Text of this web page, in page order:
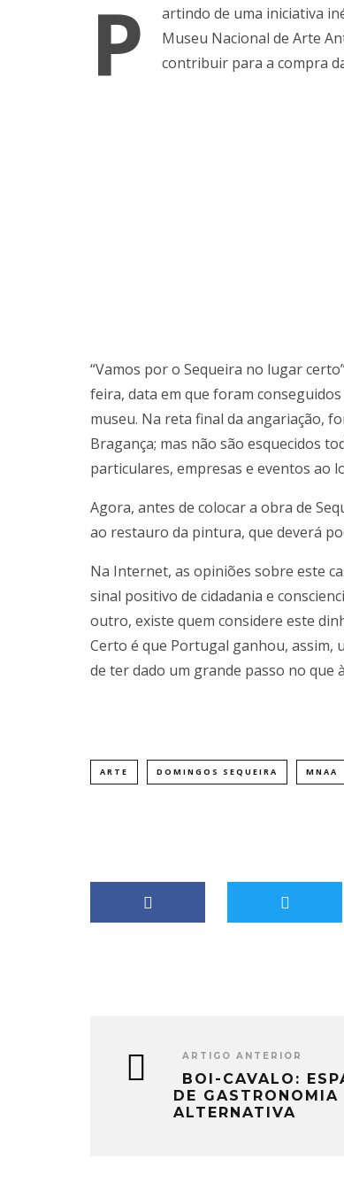
P
artindo de uma iniciativa
Museu Nacional de Arte
contribuir para a compra
“Vamos por o Sequeira no lugar
feira, data em que foram
museu. Na reta final da angariação,
Bragança; mas não são esquecidos
particulares, empresas e eventos ao
Agora, antes de colocar a obra de
ao restauro da pintura, que deverá
Na Internet, as opiniões sobre este
sinal positivo de cidadania e
outro, existe quem considere este
Certo é que Portugal ganhou,
de ter dado um grande passo no que
ARTE DOMINGOS SEQUEIRA MNAA
ARTIGO ANTERIOR
BOI-CAVALO:
DE GASTRONOMIA
ALTERNATIVA